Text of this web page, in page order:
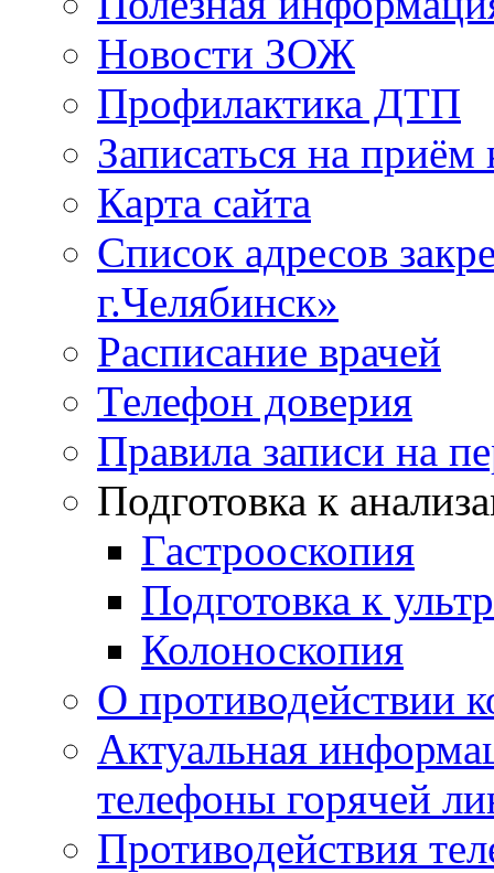
Новости ЗОЖ
Профилактика ДТП
Записаться на приём
Карта сайта
Список адресов
г.Челябинск»
Расписание врачей
Телефон доверия
Правила записи на
Подготовка к
Гастрооскопия
Подготовка к
Колоноскопия
О противодействии
Актуальная
телефоны горячей
Противодействия